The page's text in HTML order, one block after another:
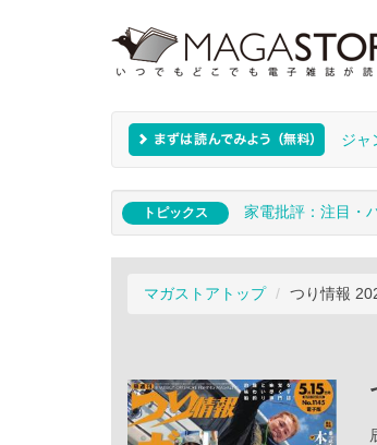
ジャ
トピックス 家電批評：注目・
マガストアトップ つり情報